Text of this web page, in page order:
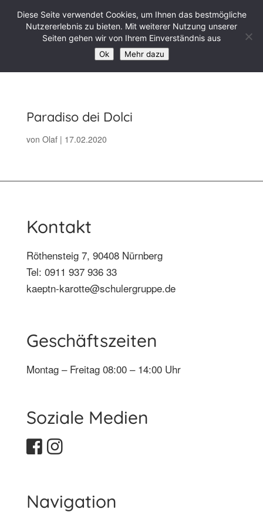
Paradiso dei Dolci
von Olaf| 17.02.2020
Kontakt
Röthensteig 7, 90408 Nürnberg
Tel: 0911 937 936 33
kaeptn-karotte@schulergruppe.de
Geschäftszeiten
Montag – Freitag 08:00 – 14:00 Uhr
Soziale Medien
Navigation
Diese Seite verwendet Cookies, um Ihnen das bestmögliche
Nutzererlebnis zu bieten. Mit weiterer Nutzung unserer
Seiten gehen wir von Ihrem Einverständnis aus
Ok Mehr dazu